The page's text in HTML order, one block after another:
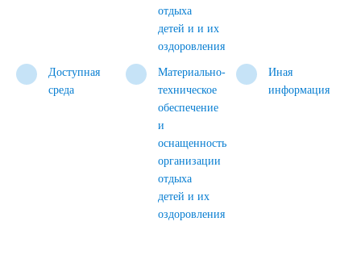
отдыха
детей и и их
оздоровления
Доступная
среда
Материально-
техническое
обеспечение
и
оснащенность
организации
отдыха
детей и их
оздоровления
Иная
информация